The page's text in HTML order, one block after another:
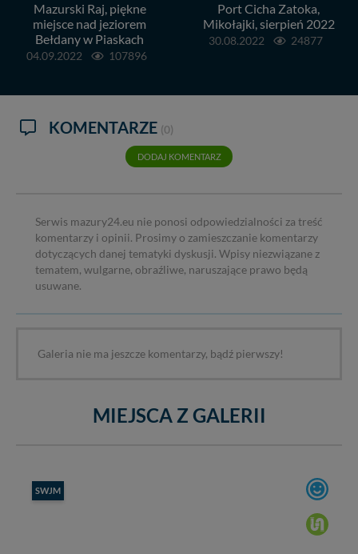
Mazurski Raj, piękne
miejsce nad jeziorem
Bełdany w Piaskach
04.09.2022 107896
Port Cicha Zatoka,
Mikołajki, sierpień 2022
30.08.2022 24877
KOMENTARZE (0)
DODAJ KOMENTARZ
Serwis mazury24.eu nie ponosi odpowiedzialności za treść
komentarzy i opinii. Prosimy o zamieszczanie komentarzy
dotyczących danej tematyki dyskusji. Wpisy niezwiązane z
tematem, wulgarne, obraźliwe, naruszające prawo będą
usuwane.
Galeria nie ma jeszcze komentarzy, bądź pierwszy!
MIEJSCA Z GALERII
SWJM